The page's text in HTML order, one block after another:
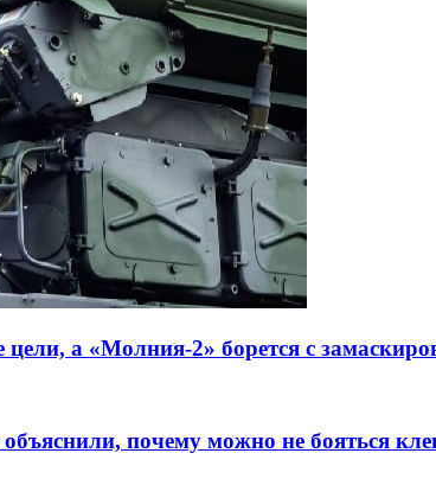
а «Молния-2» борется с
почему можно не бояться